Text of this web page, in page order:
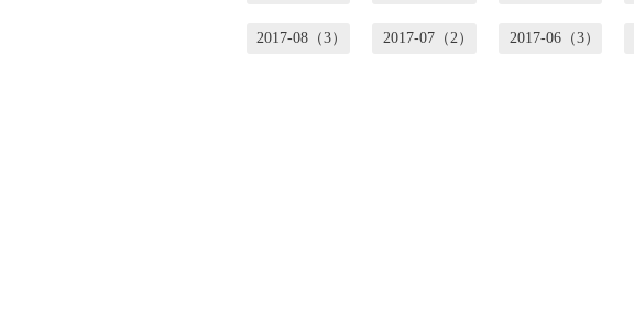
2017-08（3） 2017-07（2） 2017-06（3）